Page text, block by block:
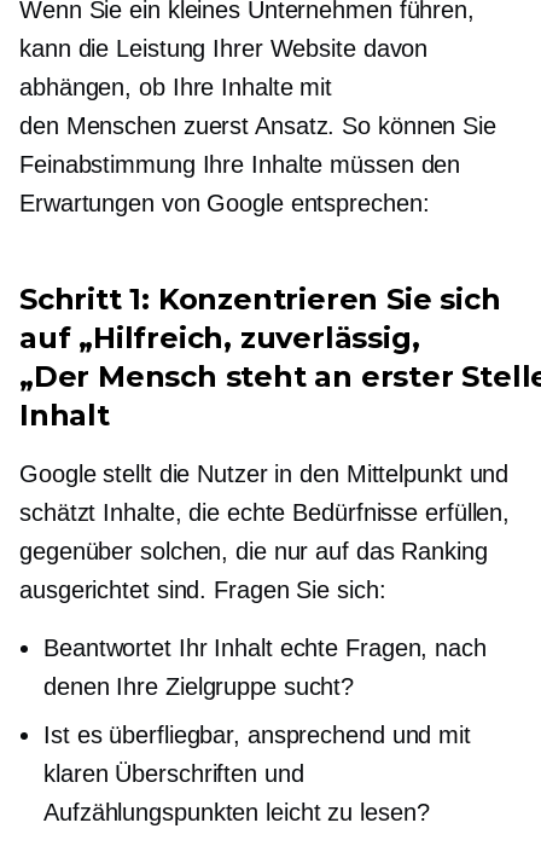
Wenn Sie ein kleines Unternehmen führen,
kann die Leistung Ihrer Website davon
abhängen, ob Ihre Inhalte mit
den Menschen zuerst Ansatz. So können Sie
Feinabstimmung Ihre Inhalte müssen den
Erwartungen von Google entsprechen:
Schritt 1: Konzentrieren Sie sich
auf „Hilfreich, zuverlässig,
„Der Mensch steht an erster
Inhalt
Google stellt die Nutzer in den Mittelpunkt und
schätzt Inhalte, die echte Bedürfnisse erfüllen,
gegenüber solchen, die nur auf das Ranking
ausgerichtet sind. Fragen Sie sich:
Beantwortet Ihr Inhalt echte Fragen, nach
denen Ihre Zielgruppe sucht?
Ist es überfliegbar, ansprechend und mit
klaren Überschriften und
Aufzählungspunkten leicht zu lesen?